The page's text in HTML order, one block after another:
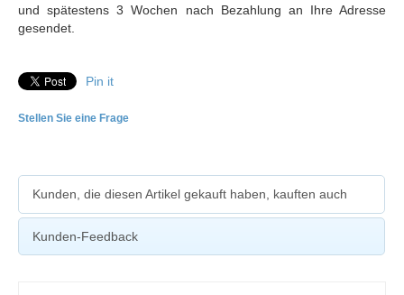
und spätestens 3 Wochen nach Bezahlung an Ihre Adresse
gesendet.
Pin it
Stellen Sie eine Frage
Kunden, die diesen Artikel gekauft haben, kauften auch
Kunden-Feedback